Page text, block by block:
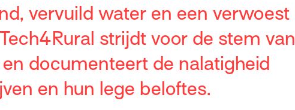
vervuild water en een verwoest
strijdt voor de stem van
documenteert de nalatigheid
en hun lege beloftes.